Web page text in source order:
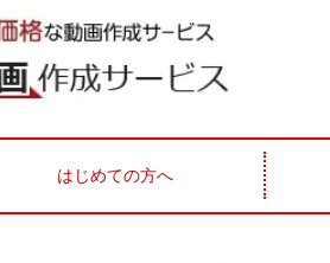
はじめての方へ